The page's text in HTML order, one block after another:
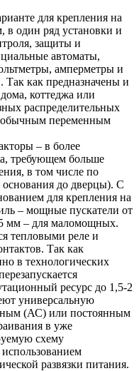
для крепления на
в один ряд установки и
защиты и
автоматы,
амперметры и
Так как предназначены и
коттеджа или
распределительных
переменным
– в более
требующем больше
в том числе по
основания до дверцы). С
для крепления на
– мощные пускатели от
мм – для маломощных.
тепловыми реле и
Так как
в технологических
ресурс до 1,5-2
универсальную
(АС) или постоянным
в уже
схему
развязки питания.